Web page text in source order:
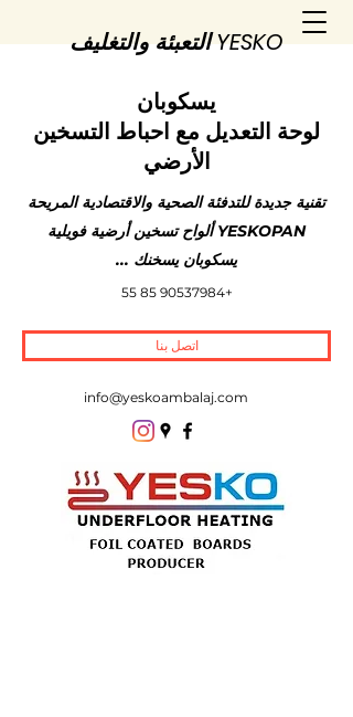
YESKO التعبئة والتغليف
يسكوبان
لوحة التعديل مع احباط التسخين
الأرضي
تقنية جديدة للتدفئة الصحية والاقتصادية المريحة
YESKOPAN ألواح تسخين أرضية فويلية
يسكوبان يسخنك ...
+90537984 85 55
اتصل بنا
info@yeskoambalaj.com